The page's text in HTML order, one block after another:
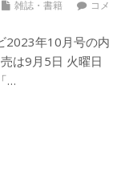
雑誌・書籍
コメ
2023年10月号の内
は9月5日 火曜日
…